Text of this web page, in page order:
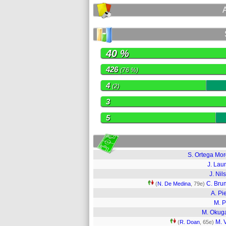
40 %
426(76 %)
4 (2)
3
5
S. Ortega
J.
J.
(N. De Medina , 79e) C.
A.
M.
M.
(R. Doan , 65e) M.